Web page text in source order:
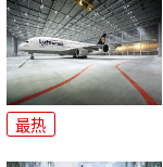
最热